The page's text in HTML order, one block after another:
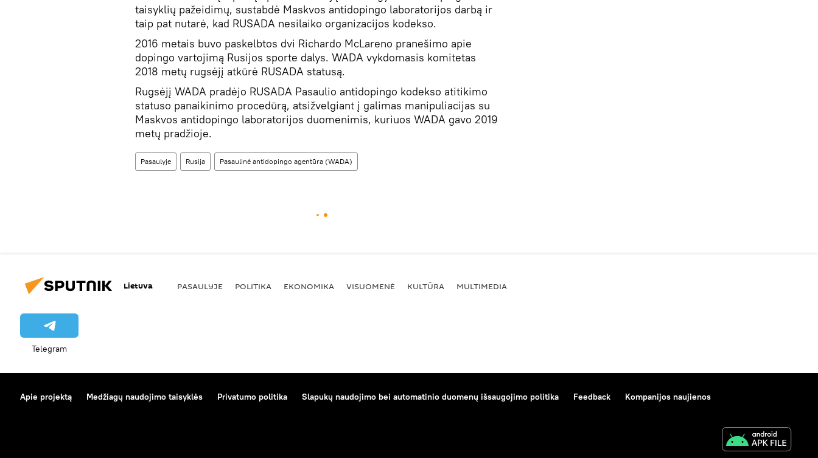
taisyklių pažeidimų, sustabdė Maskvos antidopingo laboratorijos darbą ir
taip pat nutarė, kad RUSADA nesilaiko organizacijos kodekso.
2016 metais buvo paskelbtos dvi Richardo McLareno pranešimo apie
dopingo vartojimą Rusijos sporte dalys. WADA vykdomasis komitetas
2018 metų rugsėjį atkūrė RUSADA statusą.
Rugsėjį WADA pradėjo RUSADA Pasaulio antidopingo kodekso atitikimo
statuso panaikinimo procedūrą, atsižvelgiant į galimas manipuliacijas su
Maskvos antidopingo laboratorijos duomenimis, kuriuos WADA gavo 2019
metų pradžioje.
Pasaulyje Rusija Pasaulinė antidopingo agentūra (WADA)
Lietuva PASAULYJE POLITIKA EKONOMIKA VISUOMENĖ KULTŪRA MULTIMEDIA
Telegram
Apie projektą Medžiagų naudojimo taisyklės Privatumo politika Slapukų naudojimo bei automatinio duomenų išsaugojimo politika Feedback Kompanijos naujienos